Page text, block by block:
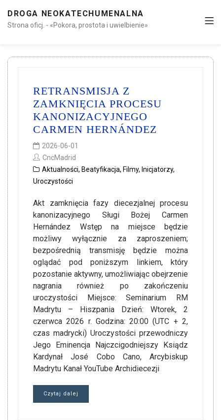
DROGA NEOKATECHUMENALNA
Strona oficj. - «Pokora, prostota i uwielbienie»
RETRANSMISJA Z
ZAMKNIĘCIA PROCESU
KANONIZACYJNEGO
CARMEN HERNÁNDEZ
2026-06-01
CncMadrid
Aktualności, Beatyfikacja, Filmy, Inicjatorzy,
Uroczystości
Akt zamknięcia fazy diecezjalnej procesu
kanonizacyjnego Sługi Bożej Carmen
Hernández Wstęp na miejsce będzie
możliwy wyłącznie za zaproszeniem;
bezpośrednią transmisję będzie można
oglądać pod poniższym linkiem, który
pozostanie aktywny, umożliwiając obejrzenie
nagrania również po zakończeniu
uroczystości Miejsce: Seminarium RM
Madrytu – Hiszpania Dzień: Wtorek, 2
czerwca 2026 r. Godzina: 20:00 (UTC + 2,
czas madrycki) Uroczystości przewodniczy
Jego Eminencja Najczcigodniejszy Ksiądz
Kardynał José Cobo Cano, Arcybiskup
Madrytu Kanał YouTube Archidiecezji
Czytaj dalej